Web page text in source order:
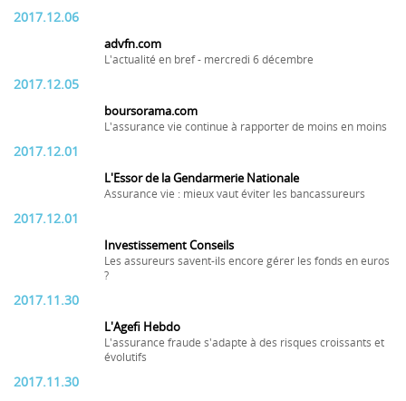
2017.12.06
advfn.com
L'actualité en bref - mercredi 6 décembre
2017.12.05
boursorama.com
L'assurance vie continue à rapporter de moins en moins
2017.12.01
L'Essor de la Gendarmerie Nationale
Assurance vie : mieux vaut éviter les bancassureurs
2017.12.01
Investissement Conseils
Les assureurs savent-ils encore gérer les fonds en euros
?
2017.11.30
L'Agefi Hebdo
L'assurance fraude s'adapte à des risques croissants et
évolutifs
2017.11.30